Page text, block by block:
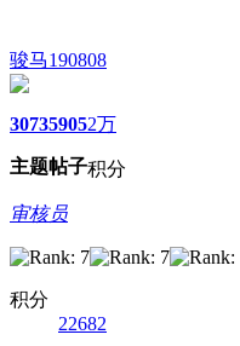
骏马190808
3073
主题
5905
帖子
2万
积分
审核员
积分
22682